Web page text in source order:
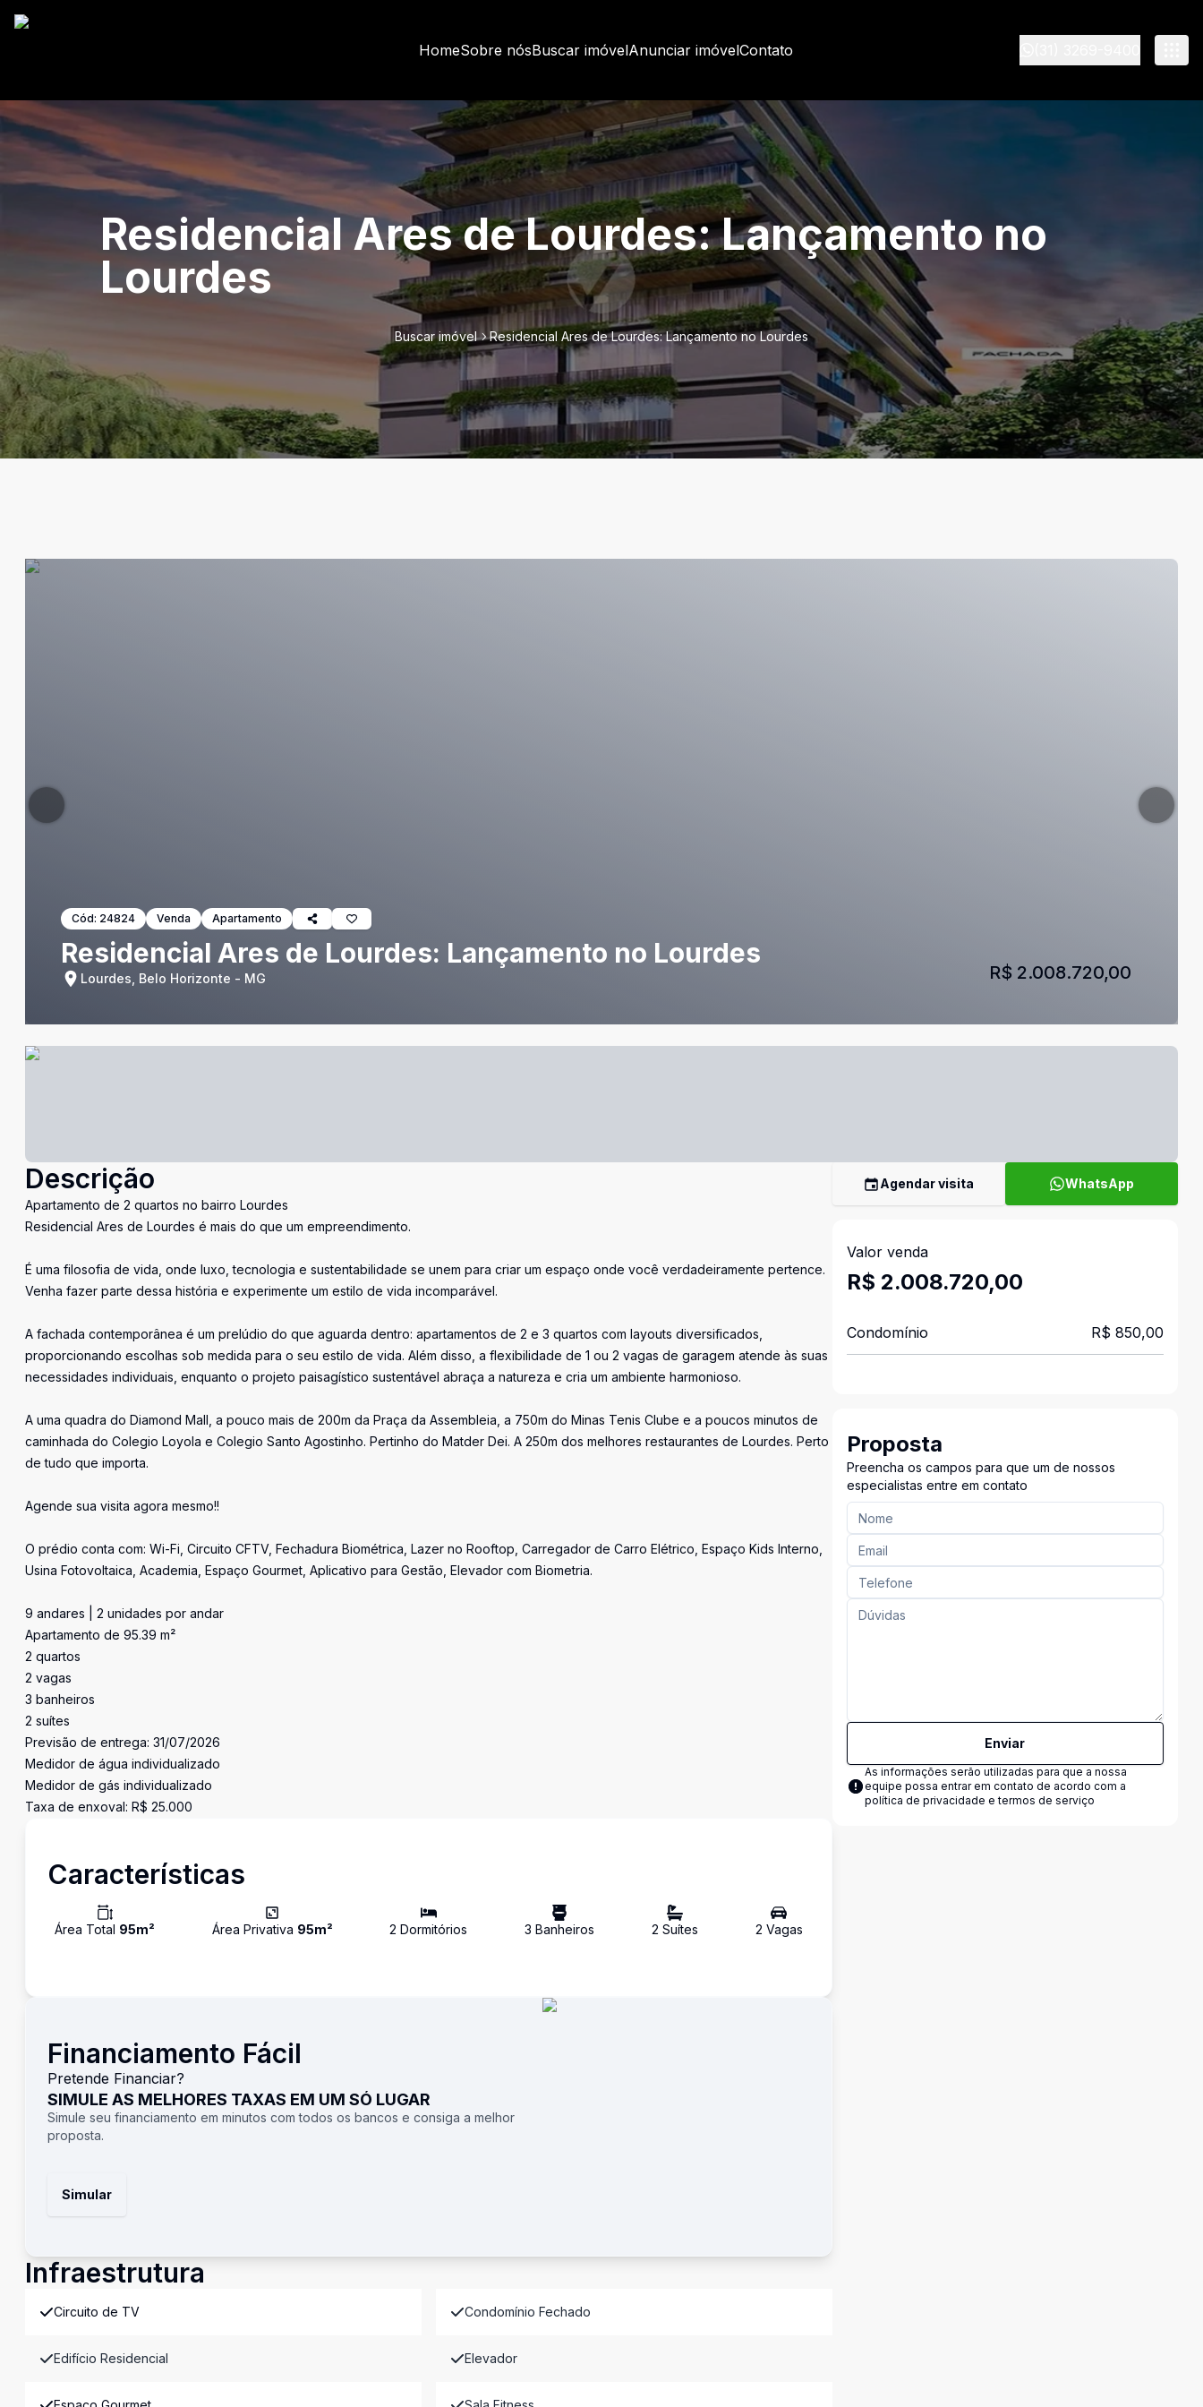
HomeSobre nósBuscar imóvelAnunciar imóvelContato
Residencial Ares de Lourdes: Lançamento no
Lourdes
Buscar imóvel Residencial Ares de Lourdes: Lançamento no Lourdes
Cód: 24824 Venda Apartamento
Residencial Ares de Lourdes: Lançamento no Lourdes
Lourdes, Belo Horizonte - MG R$ 2.008.720,00
Descrição
Apartamento de 2 quartos no bairro Lourdes
Residencial Ares de Lourdes é mais do que um empreendimento.
É uma filosofia de vida, onde luxo, tecnologia e sustentabilidade se unem para criar um espaço onde você verdadeiramente pertence.
Venha fazer parte dessa história e experimente um estilo de vida incomparável.
A fachada contemporânea é um prelúdio do que aguarda dentro: apartamentos de 2 e 3 quartos com layouts diversificados,
proporcionando escolhas sob medida para o seu estilo de vida. Além disso, a flexibilidade de 1 ou 2 vagas de garagem atende às suas
necessidades individuais, enquanto o projeto paisagístico sustentável abraça a natureza e cria um ambiente harmonioso.
A uma quadra do Diamond Mall, a pouco mais de 200m da Praça da Assembleia, a 750m do Minas Tenis Clube e a poucos minutos de
caminhada do Colegio Loyola e Colegio Santo Agostinho. Pertinho do Matder Dei. A 250m dos melhores restaurantes de Lourdes. Perto
de tudo que importa.
Agende sua visita agora mesmo!!
O prédio conta com: Wi-Fi, Circuito CFTV, Fechadura Biométrica, Lazer no Rooftop, Carregador de Carro Elétrico, Espaço Kids Interno,
Usina Fotovoltaica, Academia, Espaço Gourmet, Aplicativo para Gestão, Elevador com Biometria.
9 andares | 2 unidades por andar
Apartamento de 95.39 m²
2 quartos
2 vagas
3 banheiros
2 suítes
Previsão de entrega: 31/07/2026
Medidor de água individualizado
Medidor de gás individualizado
Taxa de enxoval: R$ 25.000
Características
Área Total 95m² Área Privativa 95m² 2 Dormitórios 3 Banheiros 2 Suítes 2 Vagas
Financiamento Fácil
Pretende Financiar?
SIMULE AS MELHORES TAXAS EM UM SÓ LUGAR
Simule seu financiamento em minutos com todos os bancos e consiga a melhor
proposta.
Simular
Infraestrutura
Circuito de TV Condomínio Fechado
Edifício Residencial Elevador
Agendar visita WhatsApp
Valor venda
R$ 2.008.720,00
Condomínio R$ 850,00
Proposta
Preencha os campos para que um de nossos
especialistas entre em contato
Enviar
As informações serão utilizadas para que a nossa
equipe possa entrar em contato de acordo com a
política de privacidade e termos de serviço